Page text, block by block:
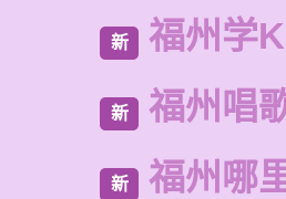
新 福州学
新 福州唱
新 福州哪